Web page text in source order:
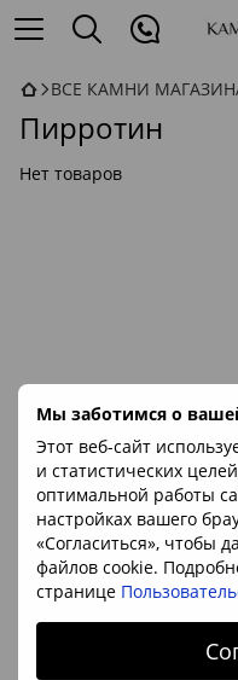
Мы заботимся о
Этот веб-сайт
и статистических
оптимальной работы
настройках вашего
«Согласиться», чтобы
файлов cookie.
странице
ВСЕ КАМНИ
Пирротин
Нет товаров